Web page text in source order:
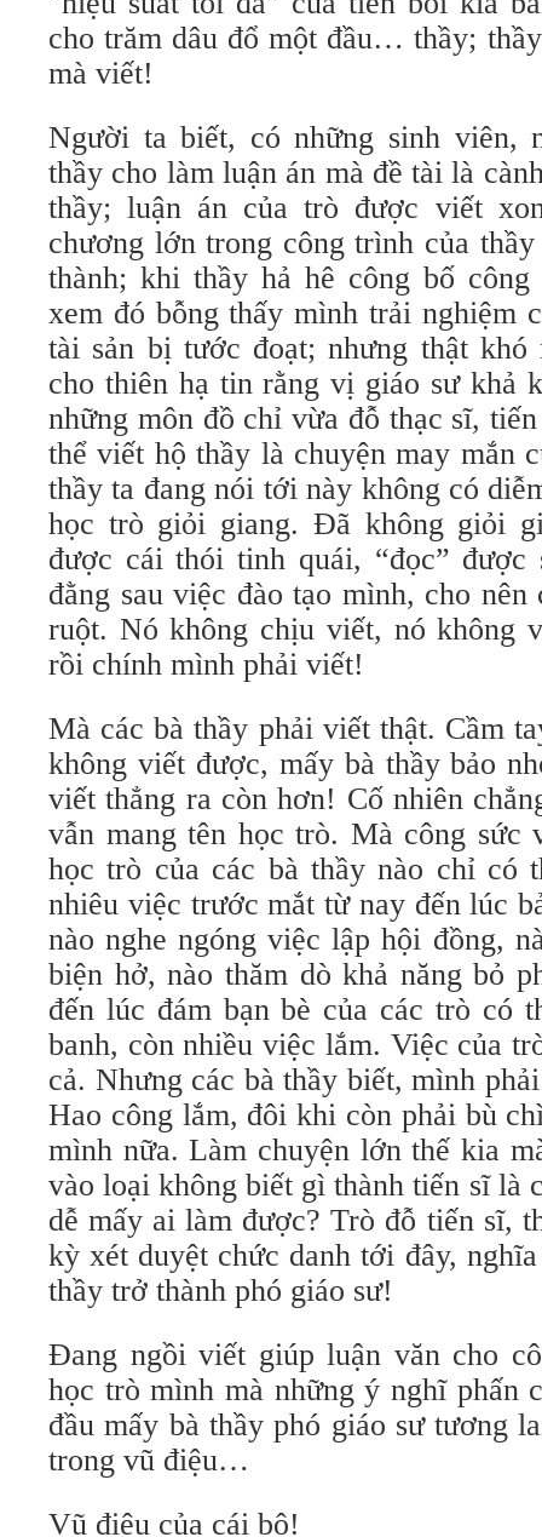
cho trăm dâu đổ một đầu… thầy;
mà viết!
Người ta biết, có những sinh viên,
thầy cho làm luận án mà đề tài là
thầy; luận án của trò được viết
chương lớn trong công trình của
thành; khi thầy hả hê công bố
xem đó bỗng thấy mình trải nghiệm
tài sản bị tước đoạt; nhưng thật khó
cho thiên hạ tin rằng vị giáo sư khả
những môn đồ chỉ vừa đỗ thạc sĩ,
thể viết hộ thầy là chuyện may mắn
thầy ta đang nói tới này không có
học trò giỏi giang. Đã không giỏi
được cái thói tinh quái, “đọc” được
đằng sau việc đào tạo mình, cho
ruột. Nó không chịu viết, nó không
rồi chính mình phải viết!
Mà các bà thầy phải viết thật. Cầm
không viết được, mấy bà thầy bảo
viết thẳng ra còn hơn! Cố nhiên
vẫn mang tên học trò. Mà công sức
học trò của các bà thầy nào chỉ có
nhiêu việc trước mắt từ nay đến lúc
nào nghe ngóng việc lập hội đồng,
biện hở, nào thăm dò khả năng bỏ
đến lúc đám bạn bè của các trò có
banh, còn nhiều việc lắm. Việc của
cả. Nhưng các bà thầy biết, mình
Hao công lắm, đôi khi còn phải bù
mình nữa. Làm chuyện lớn thế kia
vào loại không biết gì thành tiến sĩ là
dễ mấy ai làm được? Trò đỗ tiến sĩ,
kỳ xét duyệt chức danh tới đây,
thầy trở thành phó giáo sư!
Ðang ngồi viết giúp luận văn cho
học trò mình mà những ý nghĩ phấn
đầu mấy bà thầy phó giáo sư tương
trong vũ điệu…
Vũ điệu của cái bô!